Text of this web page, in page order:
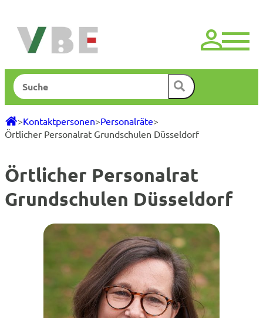
springen
Suchen
>Kontaktpersonen>Personalräte>
Örtlicher Personalrat Grundschulen Düsseldorf
Örtlicher Personalrat
Grundschulen Düsseldorf